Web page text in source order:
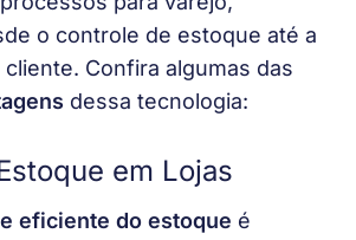
o controle de estoque até a
Confira algumas das
dessa tecnologia:
em Lojas
eficiente do estoque é